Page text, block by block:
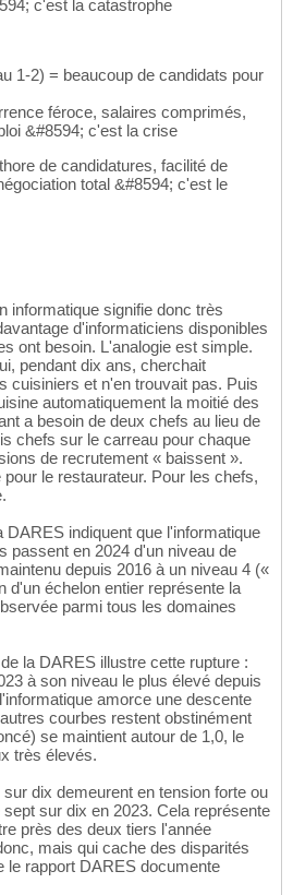
c'est la catastrophe
1-2) = beaucoup de candidats pour
féroce, salaires comprimés,
&#8594; c'est la crise
de candidatures, facilité de
total &#8594; c'est le
informatique signifie donc très
d'informaticiens disponibles
ont besoin. L'analogie est simple.
pendant dix ans, cherchait
cuisiniers et n'en trouvait pas. Puis
automatiquement la moitié des
a besoin de deux chefs au lieu de
chefs sur le carreau pour chaque
de recrutement « baissent ».
le restaurateur. Pour les chefs,
DARES indiquent que l'informatique
passent en 2024 d'un niveau de
depuis 2016 à un niveau 4 («
d'un échelon entier représente la
parmi tous les domaines
la DARES illustre cette rupture :
à son niveau le plus élevé depuis
amorce une descente
courbes restent obstinément
se maintient autour de 1,0, le
très élevés.
dix demeurent en tension forte ou
sur dix en 2023. Cela représente
près des deux tiers l'année
mais qui cache des disparités
le rapport DARES documente